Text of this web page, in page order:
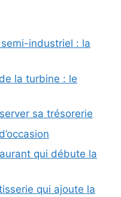
industriel : la
la turbine : le
sa trésorerie
qui débute la
qui ajoute la